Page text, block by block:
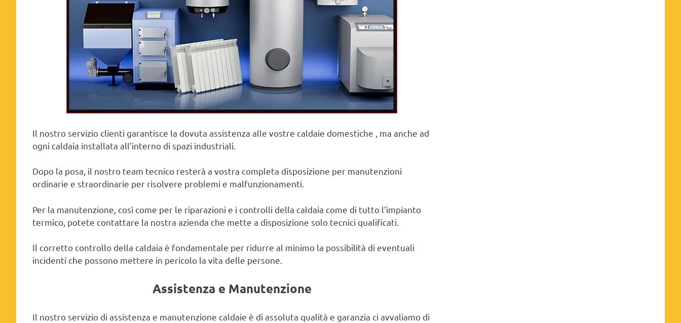
Il nostro servizio clienti garantisce la dovuta assistenza alle vostre caldaie domestiche , ma anche ad
ogni caldaia installata all’interno di spazi industriali.
Dopo la posa, il nostro team tecnico resterà a vostra completa disposizione per manutenzioni
ordinarie e straordinarie per risolvere problemi e malfunzionamenti.
Per la manutenzione, così come per le riparazioni e i controlli della caldaia come di tutto l’impianto
termico, potete contattare la nostra azienda che mette a disposizione solo tecnici qualificati.
Il corretto controllo della caldaia è fondamentale per ridurre al minimo la possibilità di eventuali
incidenti che possono mettere in pericolo la vita delle persone.
Assistenza e Manutenzione
Il nostro servizio di assistenza e manutenzione caldaie è di assoluta qualità e garanzia ci avvaliamo di